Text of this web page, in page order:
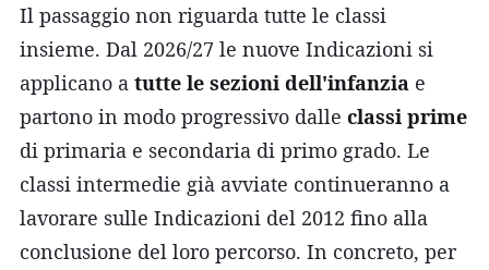
Il passaggio non riguarda tutte le classi
insieme. Dal 2026/27 le nuove Indicazioni si
applicano a tutte le sezioni dell'infanzia e
partono in modo progressivo dalle classi prime
di primaria e secondaria di primo grado. Le
classi intermedie già avviate continueranno a
lavorare sulle Indicazioni del 2012 fino alla
conclusione del loro percorso. In concreto, per